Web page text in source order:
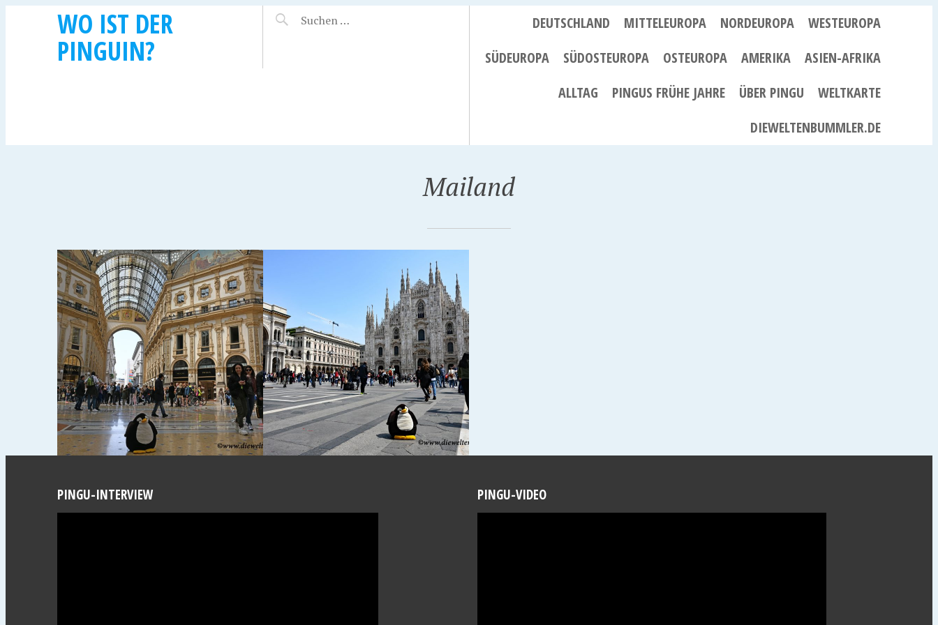
WO IST DER
PINGUIN?
DEUTSCHLAND MITTELEUROPA NORDEUROPA
WESTEUROPA
SÜDEUROPA
SÜDOSTEUROPA OSTEUROPA AMERIKA
ASIEN-AFRIKA
ALLTAG
PINGUS FRÜHE JAHRE ÜBER PINGU
WELTKARTE
DIEWELTENBUMMLER.DE
Mailand
22. APRIL 2019
MAILAND
PINGU-INTERVIEW PINGU-VIDEO